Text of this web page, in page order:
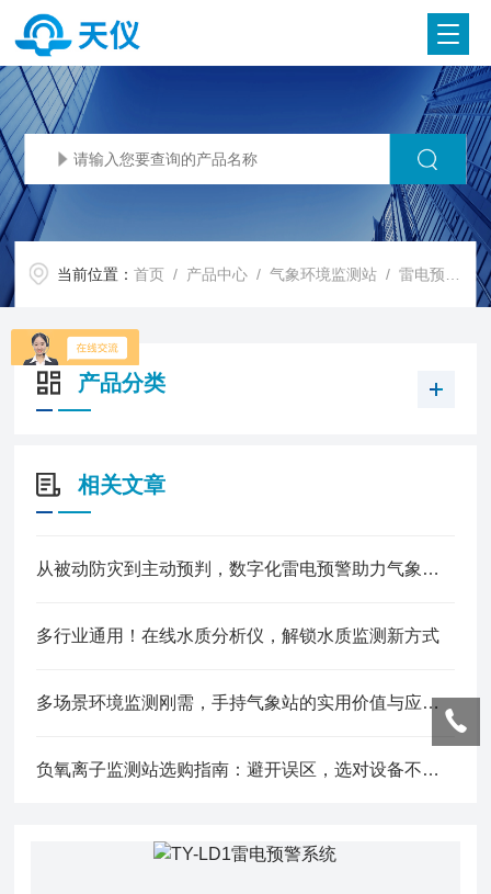
当前位置：首页 / 产品中心 /气象环境监测站 /雷电预警监测系统
产品分类
相关文章
从被动防灾到主动预判，数字化雷电预警助力气象安防智能化转型
多行业通用！在线水质分析仪，解锁水质监测新方式
多场景环境监测刚需，手持气象站的实用价值与应用解析
负氧离子监测站选购指南：避开误区，选对设备不踩坑